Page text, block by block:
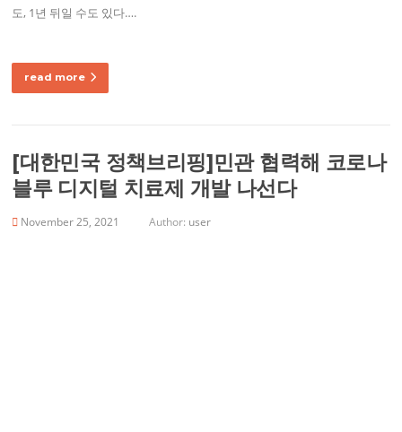
도, 1년 뒤일 수도 있다….
read more
[대한민국 정책브리핑]민관 협력해 코로나
블루 디지털 치료제 개발 나선다
November 25, 2021 Author: user